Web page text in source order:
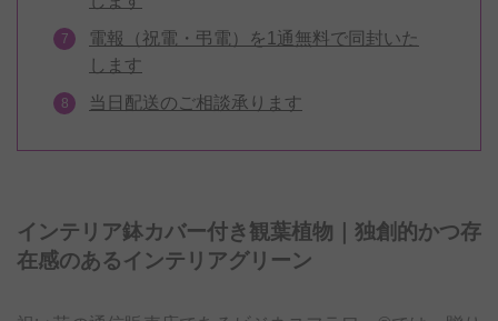
電報（祝電・弔電）を1通無料で同封いた
します
当日配送のご相談承ります
インテリア鉢カバー付き観葉植物｜独創的かつ存
在感のあるインテリアグリーン